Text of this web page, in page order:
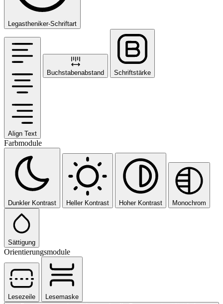
Legastheniker-Schriftart
Align Text
Buchstabenabstand Schriftstärke
Farbmodule
Dunkler Kontrast Heller Kontrast Hoher Kontrast Monochrom
Sättigung
Orientierungsmodule
Lesezeile
Lesemaske